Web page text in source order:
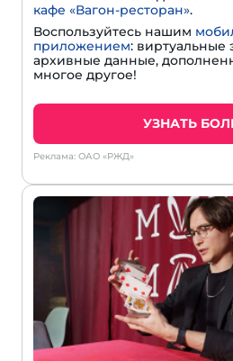
кафе «Вагон-ресторан».
Воспользуйтесь нашим
приложением: виртуальные
архивные данные,
многое другое!
УЗНАТЬ
Реклама: ОАО «РЖД»